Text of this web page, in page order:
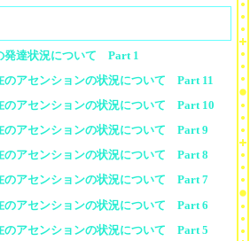
発達状況について Part 1
のアセンションの状況について Part 11
のアセンションの状況について Part 10
のアセンションの状況について Part 9
のアセンションの状況について Part 8
のアセンションの状況について Part 7
のアセンションの状況について Part 6
のアセンションの状況について Part 5